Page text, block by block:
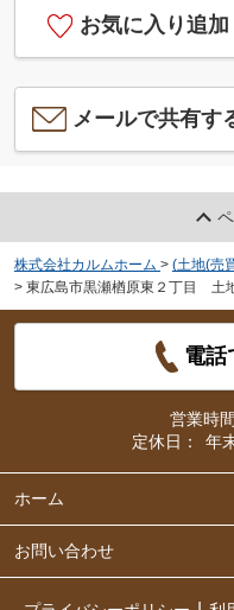
お気に入り追加
メールで共有す
株式会社カルムホーム > (土地(売
> 東広島市黒瀬楢原東２丁目 土
電話
営業時間
定休日：
年
ホーム
お問い合わせ